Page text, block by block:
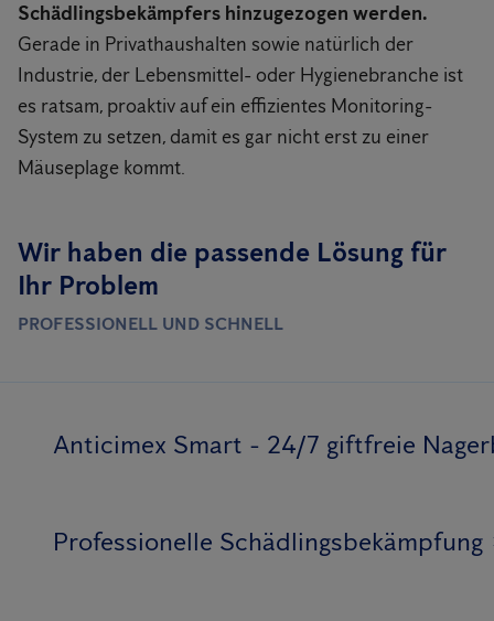
Schädlingsbekämpfers hinzugezogen werden.
Gerade in Privathaushalten sowie natürlich der
Industrie, der Lebensmittel- oder Hygienebranche ist
es ratsam, proaktiv auf ein effizientes Monitoring-
System zu setzen, damit es gar nicht erst zu einer
Mäuseplage kommt.
Wir haben die passende Lösung für
Ihr Problem
PROFESSIONELL UND SCHNELL
Anticimex Smart - 24/7 giftfreie
Professionelle Schädlingsbekämpfung